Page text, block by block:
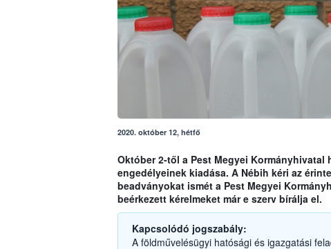
2020. október 12, hétfő
Október 2-től a Pest Megyei
engedélyeinek kiadása. A Nébih kéri az
beadványokat ismét a Pest Megyei
beérkezett kérelmeket már e szerv bírálja el.
Kapcsolódó jogszabály:
A földművelésügyi hatósági és igazgatási